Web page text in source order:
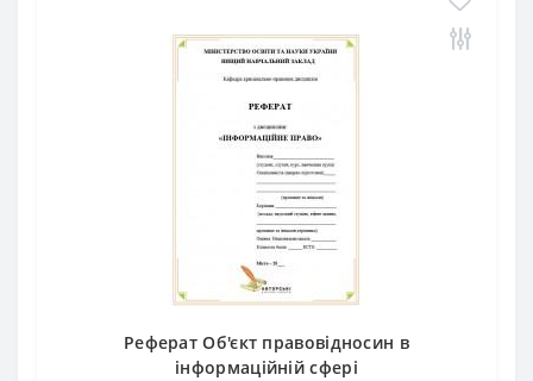
Реферат Об'єкт правовідносин в
інформаційній сфері